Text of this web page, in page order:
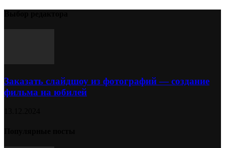
Заказать слайдшоу из фотографий — создание
фильма на юбилей